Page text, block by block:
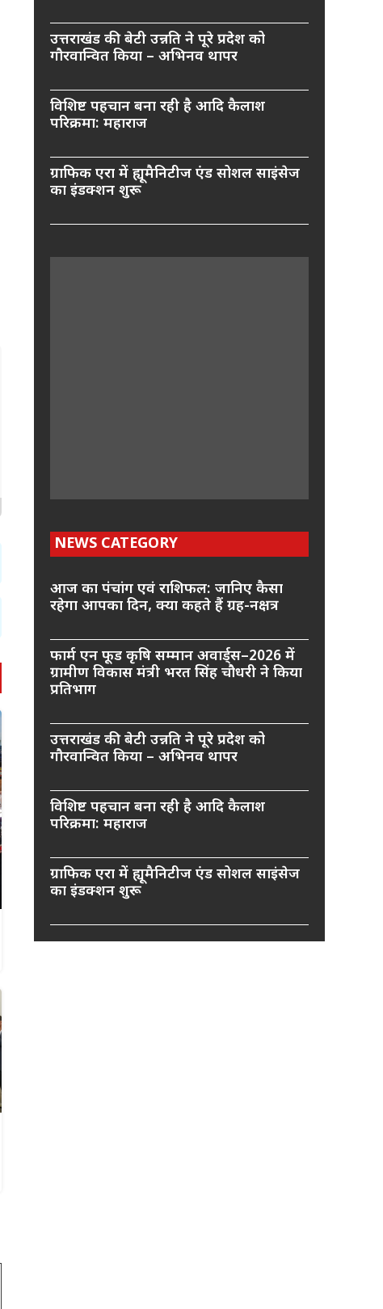
उत्तराखंड की बेटी उन्नति ने पूरे प्रदेश को
गौरवान्वित किया – अभिनव थापर
विशिष्ट पहचान बना रही है आदि कैलाश
परिक्रमा: महाराज
ग्राफिक एरा में ह्यूमैनिटीज एंड सोशल साइंसेज
का इंडक्शन शुरू
NEWS CATEGORY
आज का पंचांग एवं राशिफल: जानिए कैसा
रहेगा आपका दिन, क्या कहते हैं ग्रह-नक्षत्र
फार्म एन फूड कृषि सम्मान अवार्ड्स–2026 में
ग्रामीण विकास मंत्री भरत सिंह चौधरी ने किया
प्रतिभाग
उत्तराखंड की बेटी उन्नति ने पूरे प्रदेश को
गौरवान्वित किया – अभिनव थापर
विशिष्ट पहचान बना रही है आदि कैलाश
परिक्रमा: महाराज
ग्राफिक एरा में ह्यूमैनिटीज एंड सोशल साइंसेज
का इंडक्शन शुरू